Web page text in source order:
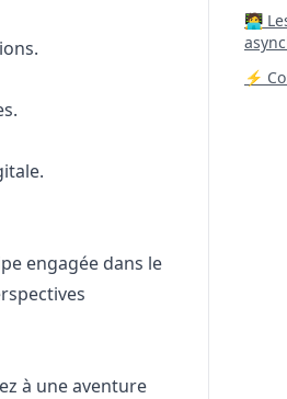
engagée dans le
à une aventure
‍🧑‍💻
⚡